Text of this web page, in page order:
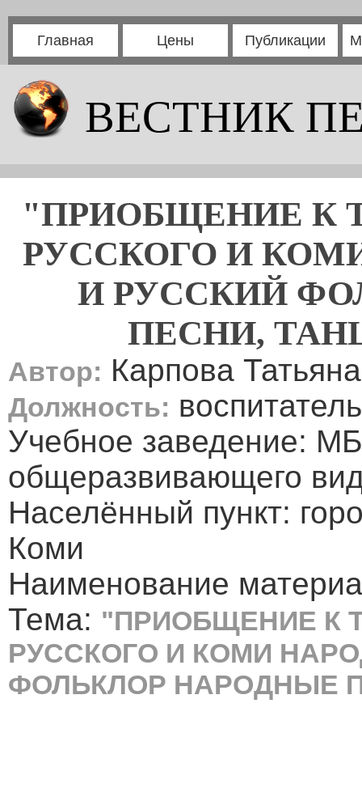
Главная Цены Публикации
ВЕСТНИК
"ПРИОБЩЕНИЕ К
РУССКОГО И
И РУССКИЙ
ПЕСНИ,
Автор: Карпова
Должность: воспитатель
Учебное заведение:
общеразвивающего
Населённый пункт:
Коми
Наименование
Тема: "ПРИОБЩЕНИЕ К
РУССКОГО И КОМИ
ФОЛЬКЛОР НАРОДНЫЕ